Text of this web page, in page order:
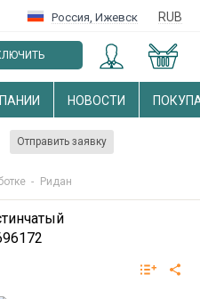
Россия, Ижевск RUB
ДОГОВОР
НОВОСТИ
Отправить заявку
- Ридан